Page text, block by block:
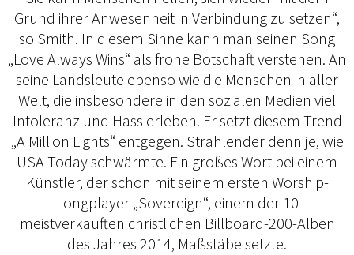
Grund ihrer Anwesenheit in Verbindung zu setzen“,
so Smith. In diesem Sinne kann man seinen Song
„Love Always Wins“ als frohe Botschaft verstehen. An
seine Landsleute ebenso wie die Menschen in aller
Welt, die insbesondere in den sozialen Medien viel
Intoleranz und Hass erleben. Er setzt diesem Trend
„A Million Lights“ entgegen. Strahlender denn je, wie
USA Today schwärmte. Ein großes Wort bei einem
Künstler, der schon mit seinem ersten Worship-
Longplayer „Sovereign“, einem der 10
meistverkauften christlichen Billboard-200-Alben
des Jahres 2014, Maßstäbe setzte.